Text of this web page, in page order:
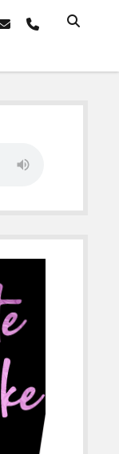
emailphone